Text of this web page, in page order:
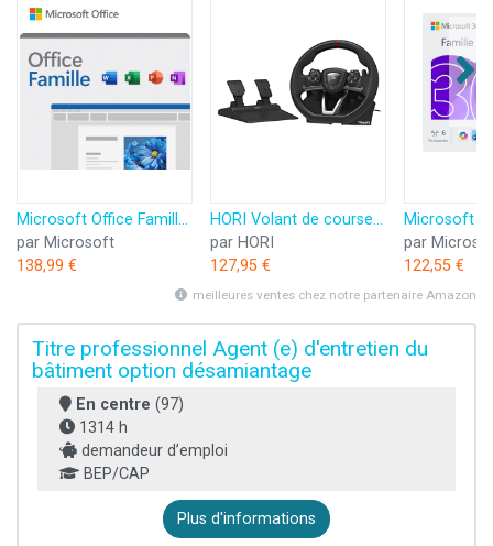
Microsoft Office Famille 2024 | Code d'activation envoyé par email
par Microsoft
138,99 €
HORI Volant de course APEX pour Playstation 5, Playstation 4 et PC - Licence officielle Sony
par HORI
127,95 €
par
122,55 €
meilleures ventes chez notre partenaire Amazon
Titre professionnel Agent (e) d'entretien du
bâtiment option désamiantage
En centre (97)
1314 h
demandeur d’emploi
BEP/CAP
Plus d'informations